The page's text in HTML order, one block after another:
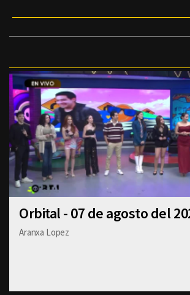
Orbital - 07 de agosto del
Aranxa Lopez